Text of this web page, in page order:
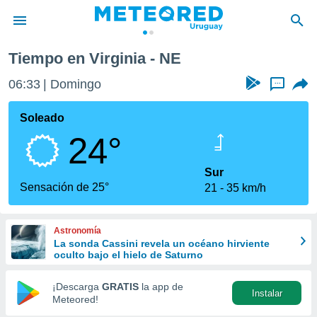
de
ha
calidad.
a este
las
y
forma
digital
basada
Tiempo en Virginia - NE
06:33 Domingo ...
Soleado
24°
Sensación de 25°
Sur
21
35 km/h
Astronomía
La sonda Cassini revela un océano hirviente
oculto bajo el hielo de Saturno
¡Descarga GRATIS la app de
Meteored!
Instalar